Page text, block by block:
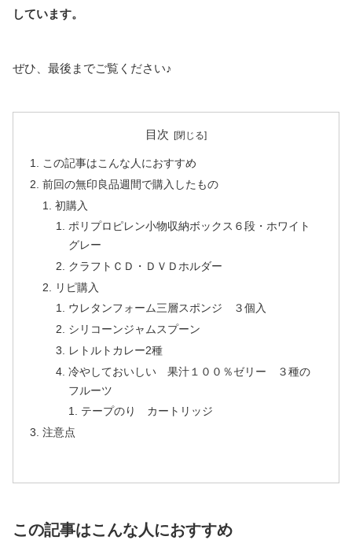
しています。
ぜひ、最後までご覧ください♪
目次
この記事はこんな人におすすめ
前回の無印良品週間で購入したもの
初購入
ポリプロピレン小物収納ボックス６段・ホワイト
グレー
クラフトＣＤ・ＤＶＤホルダー
リピ購入
ウレタンフォーム三層スポンジ ３個入
シリコーンジャムスプーン
レトルトカレー2種
冷やしておいしい 果汁１００％ゼリー ３種の
フルーツ
テープのり カートリッジ
注意点
この記事はこんな人におすすめ